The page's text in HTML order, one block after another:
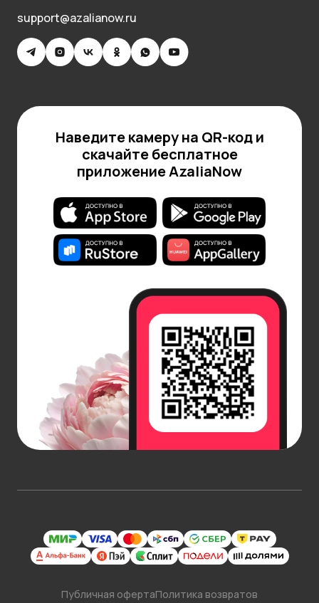
support@azalianow.ru
Наведите камеру на QR-код и
скачайте бесплатное
приложение AzaliaNow
Публичная офертаПолитика возвратов